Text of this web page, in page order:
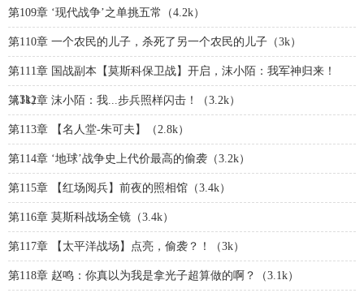
第109章 ‘现代战争’之单挑五常（4.2k）
第110章 一个农民的儿子，杀死了另一个农民的儿子（3k）
第111章 国战副本【莫斯科保卫战】开启，沫小陌：我军神归来！
（3k）
第112章 沫小陌：我...步兵照样闪击！（3.2k）
第113章 【名人堂-朱可夫】（2.8k）
第114章 ‘地球’战争史上代价最高的偷袭（3.2k）
第115章 【红场阅兵】前夜的照相馆（3.4k）
第116章 莫斯科战场全镜（3.4k）
第117章 【太平洋战场】点亮，偷袭？！（3k）
第118章 赵鸣：你真以为我是拿光子超算做的啊？（3.1k）